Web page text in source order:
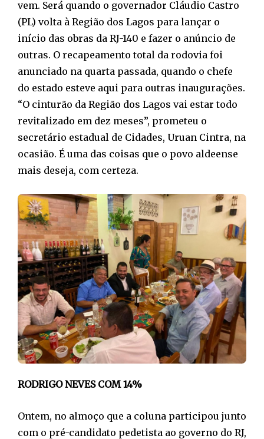
vem. Será quando o governador Cláudio Castro
(PL) volta à Região dos Lagos para lançar o
início das obras da RJ-140 e fazer o anúncio de
outras. O recapeamento total da rodovia foi
anunciado na quarta passada, quando o chefe
do estado esteve aqui para outras inaugurações.
“O cinturão da Região dos Lagos vai estar todo
revitalizado em dez meses”, prometeu o
secretário estadual de Cidades, Uruan Cintra, na
ocasião. É uma das coisas que o povo aldeense
mais deseja, com certeza.
RODRIGO NEVES COM 14%
Ontem, no almoço que a coluna participou junto
com o pré-candidato pedetista ao governo do RJ,